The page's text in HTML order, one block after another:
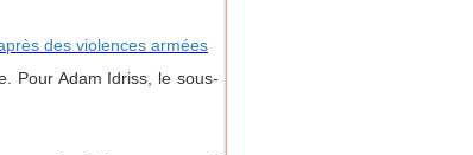
des violences armées
Pour Adam Idriss, le sous-